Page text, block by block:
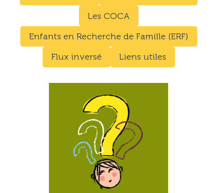
Les COCA
Enfants en Recherche de Famille (ERF)
Flux inversé
Liens utiles